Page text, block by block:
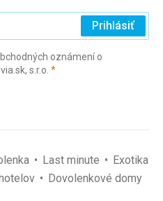
Prihlásiť
oznámení o
s.r.o. *(povinné)
Last minute
Exotika
Dovolenkové domy